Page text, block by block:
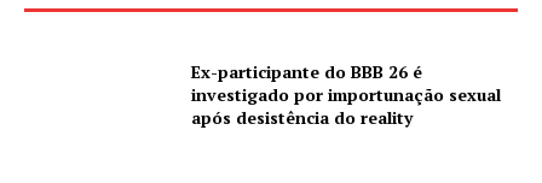
Ex-participante do BBB 26 é
investigado por importunação sexual
após desistência do reality